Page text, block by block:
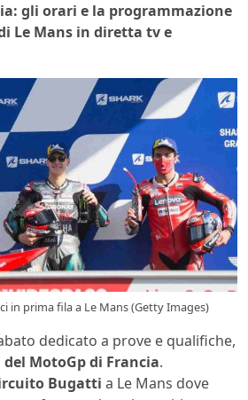
gli orari e la programmazione
Le Mans in diretta tv e
in prima fila a Le Mans (Getty Images)
dedicato a prove e qualifiche,
del MotoGp di Francia.
Bugatti a Le Mans dove